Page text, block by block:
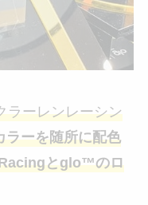
ラーレンレーシン
ラーを随所に配色
とglo™のロ